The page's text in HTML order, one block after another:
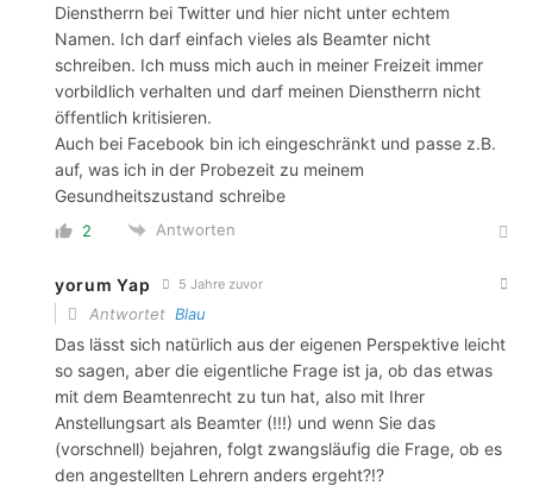
Dienstherrn bei Twitter und hier nicht unter echtem
Namen. Ich darf einfach vieles als Beamter nicht
schreiben. Ich muss mich auch in meiner Freizeit immer
vorbildlich verhalten und darf meinen Dienstherrn nicht
öffentlich kritisieren.
Auch bei Facebook bin ich eingeschränkt und passe z.B.
auf, was ich in der Probezeit zu meinem
Gesundheitszustand schreibe
2 Antworten
yorum Yap 5 Jahre zuvor
Antwortet Blau
Das lässt sich natürlich aus der eigenen Perspektive leicht
so sagen, aber die eigentliche Frage ist ja, ob das etwas
mit dem Beamtenrecht zu tun hat, also mit Ihrer
Anstellungsart als Beamter (!!!) und wenn Sie das
(vorschnell) bejahren, folgt zwangsläufig die Frage, ob es
den angestellten Lehrern anders ergeht?!?